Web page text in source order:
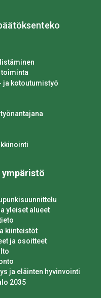
toiminta
ja kotoutumistyö
ympäristö
yleiset alueet
kiinteistöt
ja osoitteet
ja eläinten hyvinvointi
2035